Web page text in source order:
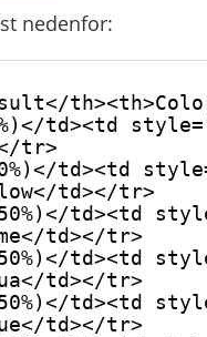
nedenfor:
tr>
td></tr>
td></tr>
td></tr>
td></tr>